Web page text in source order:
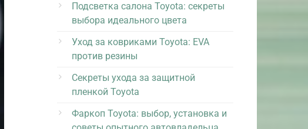
Подсветка салона Toyota: секреты
выбора идеального цвета
Уход за ковриками Toyota: EVA
против резины
Секреты ухода за защитной
пленкой Toyota
Фаркоп Toyota: выбор, установка и